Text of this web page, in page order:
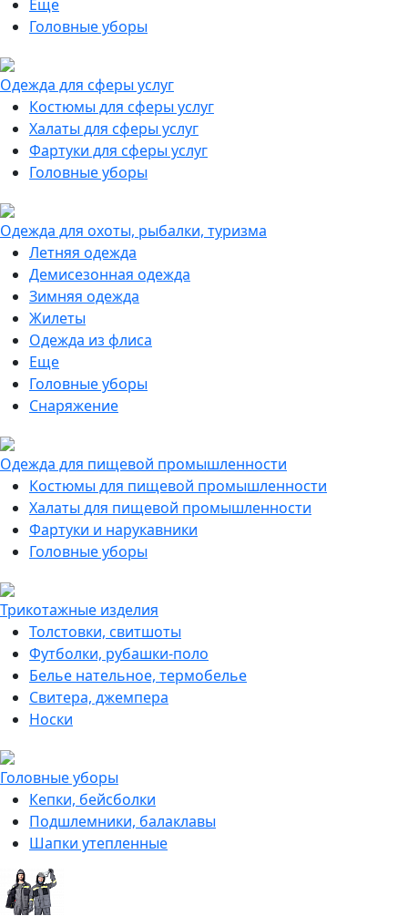
Еще
Головные уборы
Одежда для сферы услуг
Костюмы для сферы услуг
Халаты для сферы услуг
Фартуки для сферы услуг
Головные уборы
Одежда для охоты, рыбалки, туризма
Летняя одежда
Демисезонная одежда
Зимняя одежда
Жилеты
Одежда из флиса
Еще
Головные уборы
Снаряжение
Одежда для пищевой промышленности
Костюмы для пищевой промышленности
Халаты для пищевой промышленности
Фартуки и нарукавники
Головные уборы
Трикотажные изделия
Толстовки, свитшоты
Футболки, рубашки-поло
Белье нательное, термобелье
Свитера, джемпера
Носки
Головные уборы
Кепки, бейсболки
Подшлемники, балаклавы
Шапки утепленные